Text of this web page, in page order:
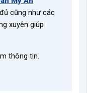
cũng như các
xuyên giúp
thông tin.